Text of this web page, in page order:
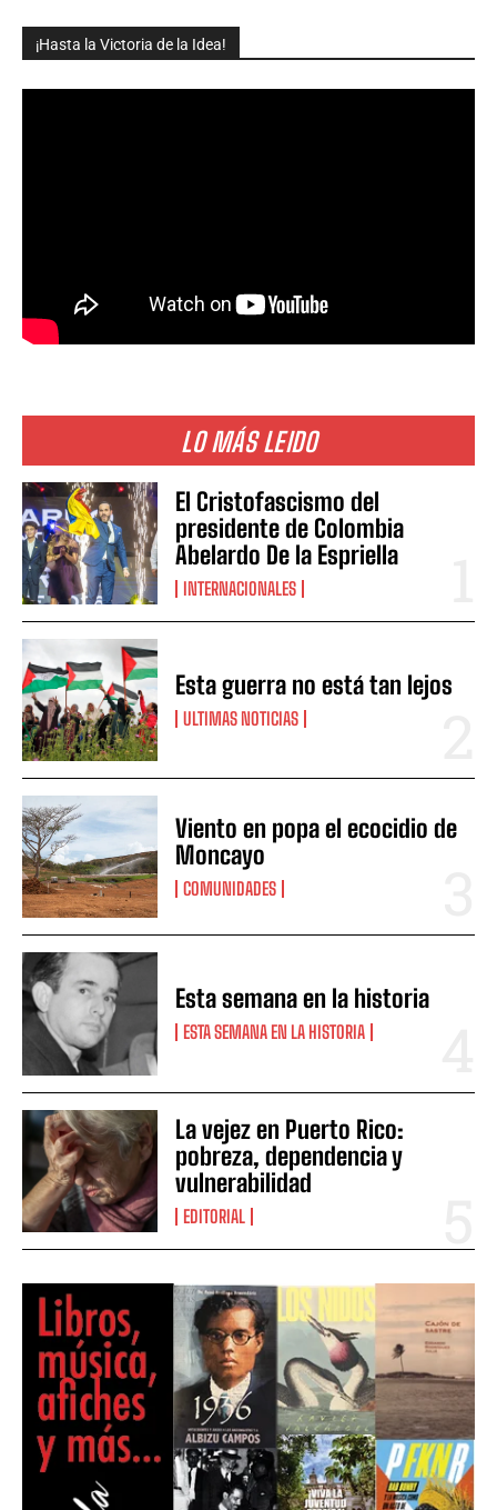
¡Hasta la Victoria de la Idea!
LO MÁS LEIDO
El Cristofascismo del
presidente de Colombia
Abelardo De la Espriella
INTERNACIONALES
Esta guerra no está tan lejos
ULTIMAS NOTICIAS
Viento en popa el ecocidio de
Moncayo
COMUNIDADES
Esta semana en la historia
ESTA SEMANA EN LA HISTORIA
La vejez en Puerto Rico:
pobreza, dependencia y
vulnerabilidad
EDITORIAL